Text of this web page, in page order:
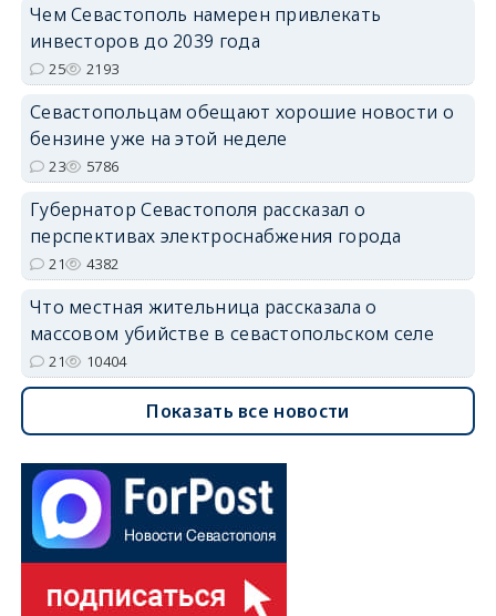
Чем Севастополь намерен привлекать
инвесторов до 2039 года
25 2193
Севастопольцам обещают хорошие новости о
бензине уже на этой неделе
23 5786
Губернатор Севастополя рассказал о
перспективах электроснабжения города
21 4382
Что местная жительница рассказала о
массовом убийстве в севастопольском селе
21 10404
Показать все новости